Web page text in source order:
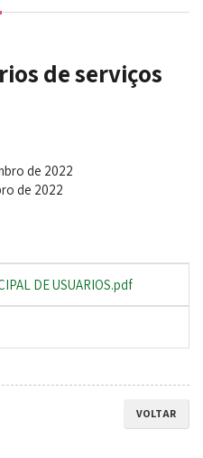
de serviços
de 2022
de 2022
DE USUARIOS.pdf
VOLTAR